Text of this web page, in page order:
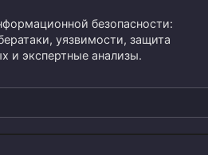
безопасности:
уязвимости, защита
и экспертные анализы.